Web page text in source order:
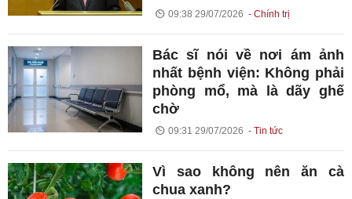
09:38 29/07/2026 Chính trị
Bác sĩ nói về nơi ám ảnh
nhất bệnh viện: Không phải
phòng mổ, mà là dãy ghế
chờ
09:31 29/07/2026 Tin tức
Vì sao không nên ăn cà
chua xanh?